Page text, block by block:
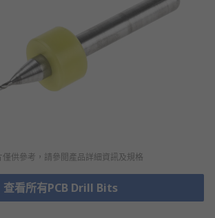
僅供參考，請參閲產品詳細資訊及規格
查看所有PCB Drill Bits